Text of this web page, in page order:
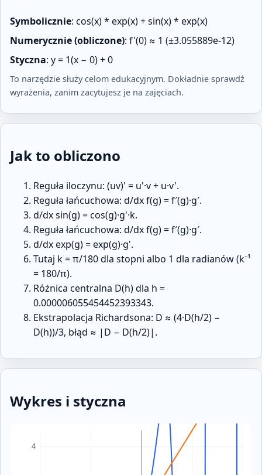
Symbolicznie: cos(x) * exp(x) + sin(x) * exp(x)
Numerycznie (obliczone): f'(0) ≈ 1 (±3.055889e-12)
Styczna: y = 1(x − 0) + 0
To narzędzie służy celom edukacyjnym. Dokładnie sprawdź
wyrażenia, zanim zacytujesz je na zajęciach.
Jak to obliczono
Reguła iloczynu: (uv)' = u'·v + u·v'.
Reguła łańcuchowa: d/dx f(g) = f′(g)·g′.
d/dx sin(g) = cos(g)·g'·k.
Reguła łańcuchowa: d/dx f(g) = f′(g)·g′.
d/dx exp(g) = exp(g)·g'.
Tutaj k = π/180 dla stopni albo 1 dla radianów (k⁻¹
= 180/π).
Różnica centralna D(h) dla h =
0.000006055454452393343.
Ekstrapolacja Richardsona: D ≈ (4·D(h/2) −
D(h))/3, błąd ≈ |D − D(h/2)|.
Wykres i styczna